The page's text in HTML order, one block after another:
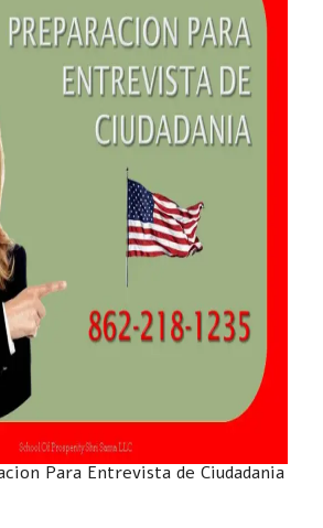
Para Entrevista de Ciudadania